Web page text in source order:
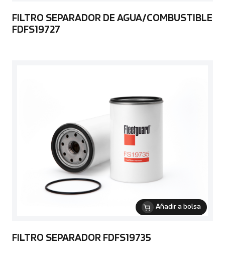
FILTRO SEPARADOR DE AGUA/COMBUSTIBLE
FDFS19727
Añadir a bolsa
FILTRO SEPARADOR FDFS19735